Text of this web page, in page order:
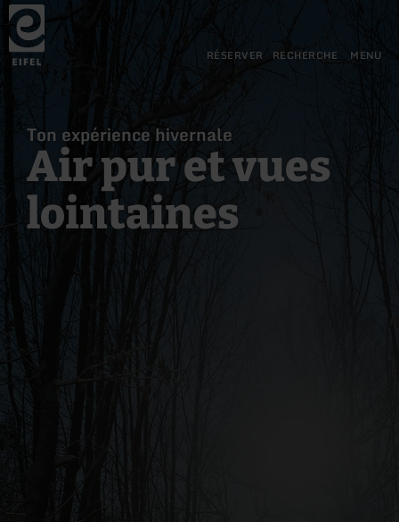
Retour
à
la
page
d'accueil
RÉSERVER RECHERCHE MENU
Ton expérience hivernale
Air pur et vues
lointaines